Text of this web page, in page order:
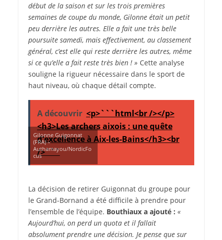
début de la saison et sur les trois premières
semaines de coupe du monde, Gilonne était un petit
peu derrière les autres. Elle a fait une très belle
poursuite samedi, mais effectivement, au classement
général, c’est elle qui reste derrière les autres, même
si ce qu’elle a fait reste très bien ! » Cette analyse
souligne la rigueur nécessaire dans le sport de
haut niveau, où chaque détail compte.
A découvrir <p>```html<br /></p>
<h3>Les archers aixois : une quête
d'excellence à Aix-les-Bains</h3><br
/>```
Gilonne Guigonnat
(FRA) –
Authamayou/NordicFo
cus
La décision de retirer Guigonnat du groupe pour
le Grand-Bornand a été difficile à prendre pour
l’ensemble de l’équipe. Bouthiaux a ajouté : «
Aujourd’hui, on perd un quota et il fallait
absolument prendre une décision. Je pense que sur